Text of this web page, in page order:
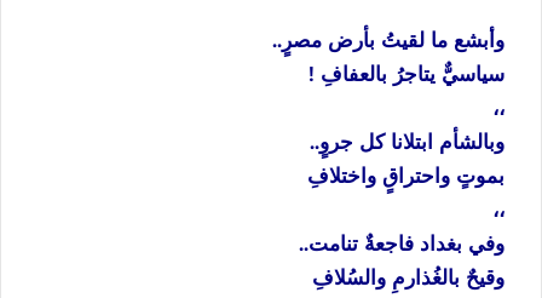
وأبشع ما لقيتُ بأرض مصرٍ..
سياسيٌّ يتاجرُ بالعفافِ !
،،
وبالشأم ابتلانا كل جروٍ..
بموتٍ واحتراقٍ واختلافِ
،،
وفي بغداد فاجعةٌ تنامت..
وقيحٌ بالغُذارمِ والسُلافِ